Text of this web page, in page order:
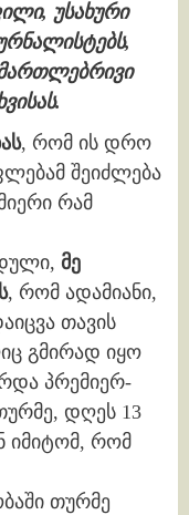
უსახური
, რომ ის დრო
შეიძლება
რამ
მე
, რომ ადამიანი,
თავის
გმირად იყო
პრემიერ-
დღეს 13
იმიტომ, რომ
თურმე